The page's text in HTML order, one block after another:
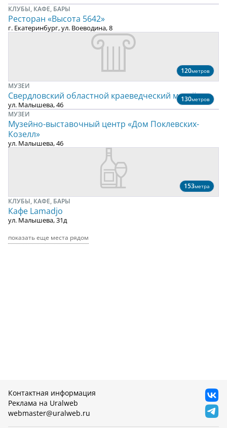
КЛУБЫ, КАФЕ, БАРЫ
Ресторан «Высота 5642»
г. Екатеринбург, ул. Воеводина, 8
120метров
МУЗЕИ
Свердловский областной краеведческий музей
ул. Малышева, 46
130метров
МУЗЕИ
Музейно-выставочный центр «Дом Поклевских-
Козелл»
ул. Малышева, 46
153метра
КЛУБЫ, КАФЕ, БАРЫ
Кафе Lamadjo
ул. Малышева, 31д
показать еще места рядом
Контактная информация
Реклама на Uralweb
webmaster@uralweb.ru